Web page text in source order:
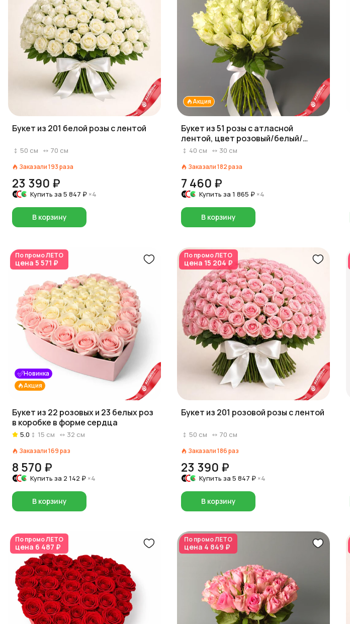
Букет из 201 белой розы с лентой
50 см 70 см
Заказали193раза
23 390 ₽
Купить за 5 847 ₽ ×4
В корзину
Акция
Букет из 51 розы с атласной
лентой, цвет розовый/белый/
красный на выбор, Россия, 40 см
40 см 30 см
Заказали182раза
7 460 ₽
Купить за 1 865 ₽ ×4
В корзину
По промоЛЕТО
цена 5 571 ₽
Акция
Новинка
Букет из 22 розовых и 23 белых роз
в коробке в форме сердца
5.0 15 см 32 см
Заказали169раз
8 570 ₽
Купить за 2 142 ₽ ×4
В корзину
По промоЛЕТО
цена 15 204 ₽
Букет из 201 розовой розы с лентой
50 см 70 см
Заказали186раз
23 390 ₽
Купить за 5 847 ₽ ×4
В корзину
По промоЛЕТО
цена 6 487 ₽
По промоЛЕТО
цена 4 849 ₽